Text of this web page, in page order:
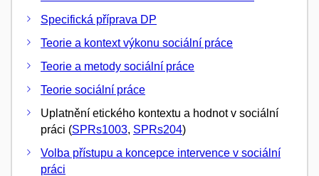
Specifická příprava DP
Teorie a kontext výkonu sociální práce
Teorie a metody sociální práce
Teorie sociální práce
Uplatnění etického kontextu a hodnot v sociální
práci (SPRs1003, SPRs204)
Volba přístupu a koncepce intervence v sociální
práci